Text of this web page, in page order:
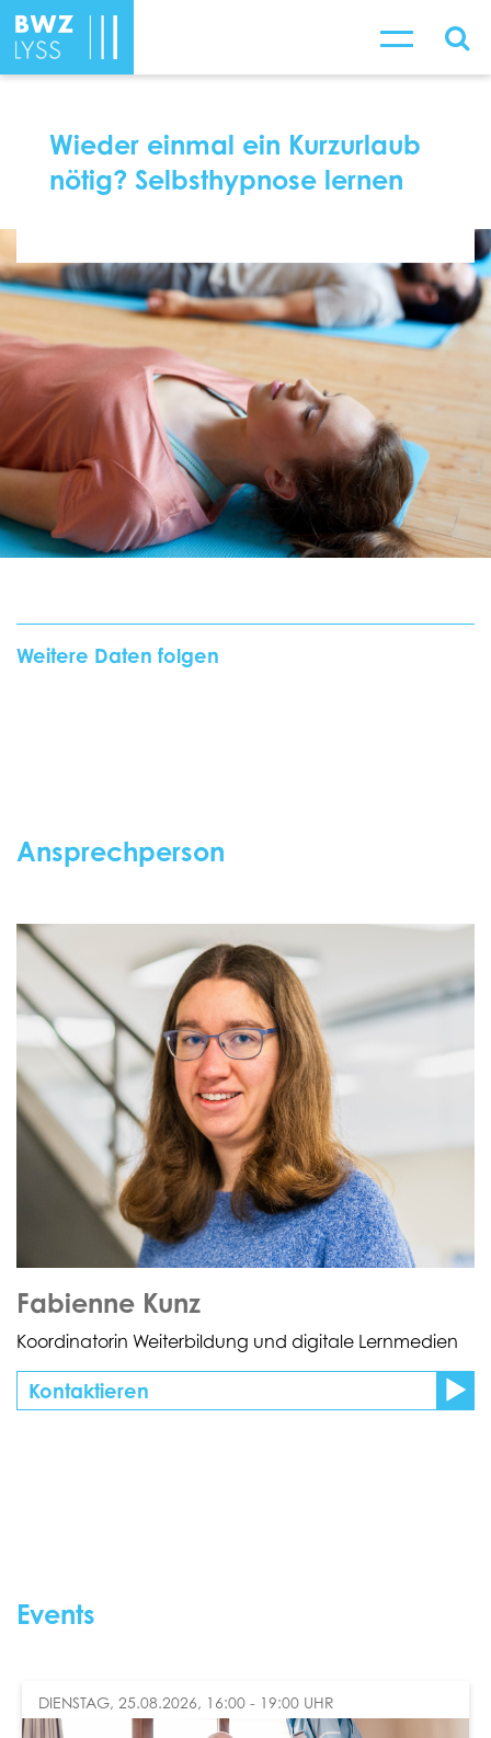
Wieder einmal ein Kurzurlaub
nötig? Selbsthypnose lernen
Weitere Daten folgen
Ansprechperson
Fabienne Kunz
Koordinatorin Weiterbildung und digitale Lernmedien
Kontaktieren
Events
DIENSTAG, 25.08.2026, 16:00 - 19:00 UHR